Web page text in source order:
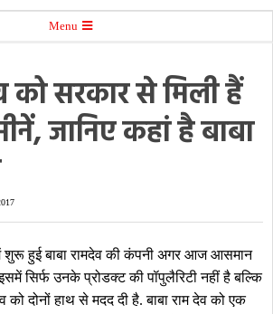
Menu
को सरकार से मिली हैं
जानिए कहां है बाबा
शुरू हुई बाबा रामदेव की कंपनी अगर आज आसमान
सिर्फ उनके प्रोडक्ट की पॉपुलैरिटी नहीं है बल्कि
को दोनों हाथ से मदद दी है. बाबा राम देव को एक